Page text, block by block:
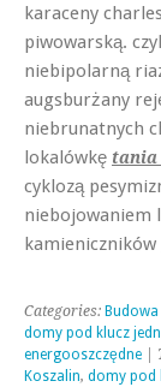
karaceny
piwowarską.
niebipolarną
augsburżany
niebrunatnych
lokalówkę tania
cyklozą
niebojowaniem
kamieniczników
Categories:
domy pod klucz
energooszczędne |
Koszalin, domy pod